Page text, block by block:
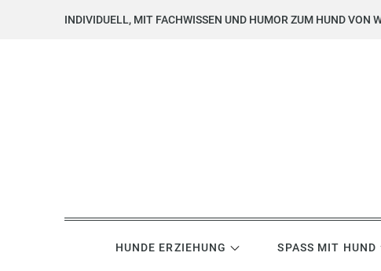
INDIVIDUELL, MIT FACHWISSEN UND HUMOR ZUM HUND VON
HUNDE ERZIEHUNG SPASS MIT HUND